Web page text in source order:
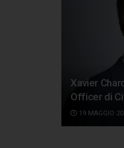
Xavier
Officer di
19 MAGGIO